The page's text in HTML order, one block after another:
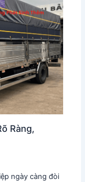
Ràng,
ngày càng đòi